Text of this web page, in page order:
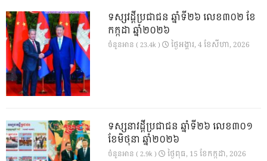
ទស្សវដ្តីប្រជាជន ឆ្នាំទី២៦ លេខ៣០២ ខែ
កក្កដា ឆ្នាំ២០២៦
ចំនួនអាន ( 23.4k ) ថ្ងៃ​អង្គារ, 4 ខែ​សីហា, 2026
ទស្សនាវដ្ដីប្រជាជន ឆ្នាំទី២៦ លេខ៣០១
ខែមិថុនា ឆ្នាំ២០២៦
ចំនួនអាន ( 2.9k ) ថ្ងៃ​ពុធ, 15 ខែ​កក្កដា, 2026